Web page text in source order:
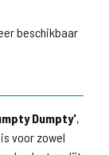
beschikbaar
beschikbaar
Dumpty',
voor zowel